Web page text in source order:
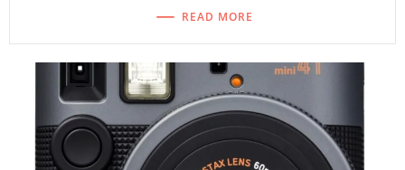
READ MORE